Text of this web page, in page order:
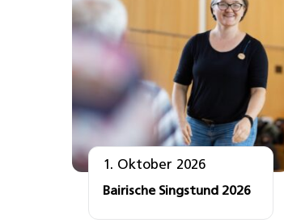
1. Oktober 2026
Bairische Singstund 2026